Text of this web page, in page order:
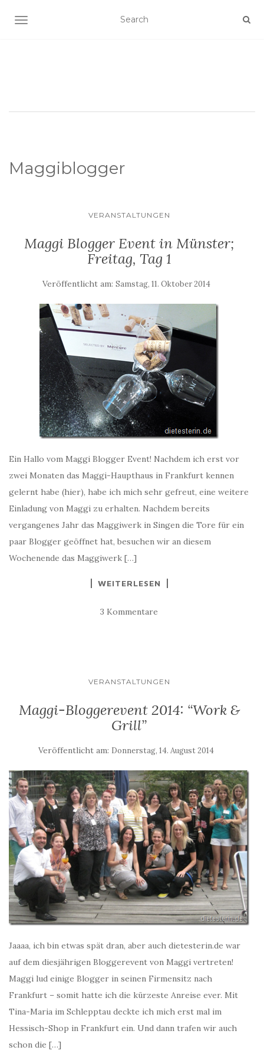
SCHALTE NAVIGATION
Maggiblogger
VERANSTALTUNGEN
Maggi Blogger Event in Münster;
Freitag, Tag 1
Veröffentlicht am: Samstag, 11. Oktober 2014
Ein Hallo vom Maggi Blogger Event! Nachdem ich erst vor
zwei Monaten das Maggi-Haupthaus in Frankfurt kennen
gelernt habe (hier), habe ich mich sehr gefreut, eine weitere
Einladung von Maggi zu erhalten. Nachdem bereits
vergangenes Jahr das Maggiwerk in Singen die Tore für ein
paar Blogger geöffnet hat, besuchen wir an diesem
Wochenende das Maggiwerk […]
WEITERLESEN
3 Kommentare
VERANSTALTUNGEN
Maggi-Bloggerevent 2014: “Work &
Grill”
Veröffentlicht am: Donnerstag, 14. August 2014
Jaaaa, ich bin etwas spät dran, aber auch dietesterin.de war
auf dem diesjährigen Bloggerevent von Maggi vertreten!
Maggi lud einige Blogger in seinen Firmensitz nach
Frankfurt – somit hatte ich die kürzeste Anreise ever. Mit
Tina-Maria im Schlepptau deckte ich mich erst mal im
Hessisch-Shop in Frankfurt ein. Und dann trafen wir auch
schon die […]